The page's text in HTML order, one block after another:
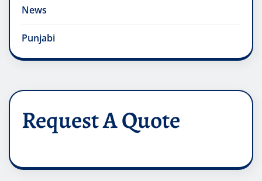
News
Punjabi
Request A Quote